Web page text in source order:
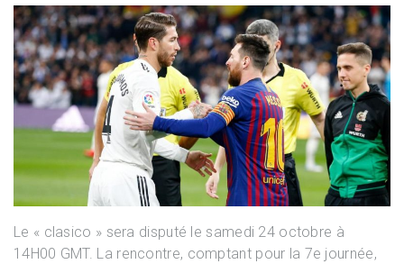
Le « clasico » sera disputé le samedi 24 octobre à
14H00 GMT. La rencontre, comptant pour la 7e journée,